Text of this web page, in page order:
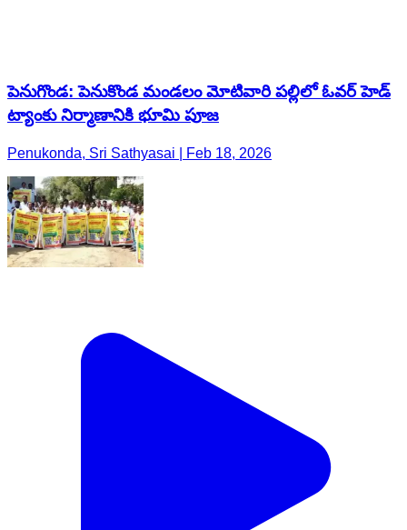
పెనుగొండ: పెనుకొండ మండలం మోటివారి పల్లిలో ఓవర్ హెడ్
ట్యాంకు నిర్మాణానికి భూమి పూజ
Penukonda, Sri Sathyasai | Feb 18, 2026